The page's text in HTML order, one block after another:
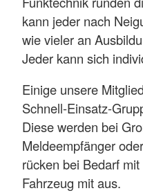
kann jeder nach
wie vieler an
Jeder kann sich
Einige unsere
Schnell-Einsatz-
Diese werden bei
Meldeempfänger
rücken bei Bedarf
Fahrzeug mit aus.